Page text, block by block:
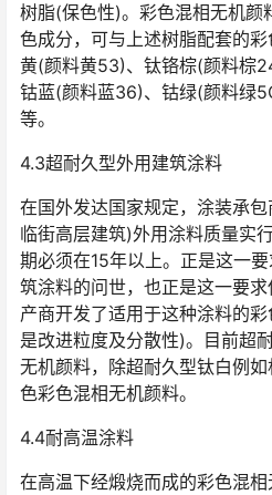
树脂(保色性)。彩色混相无机颜
色成分，可与上述树脂配套的
黄(颜料黄53)、钛铬棕(颜料棕
钴蓝(颜料蓝36)、钴绿(颜料绿
等。
4.3超耐久型外用建筑涂料
在国外发达国家规定，涂装承
临街高层建筑)外用涂料质量实
期必须在15年以上。正是这一
筑涂料的问世，也正是这一要
产商开发了适用于这种涂料的
是改进粒度及分散性)。目前超
无机颜料，除超耐久型钛白例
色彩色混相无机颜料。
4.4耐高温涂料
在高温下经煅烧而成的彩色混